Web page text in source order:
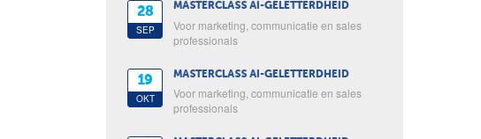
28
SEP
MASTERCLASS AI-GELETTERDHEID
Voor marketing, communicatie en sales
professionals
19
OKT
MASTERCLASS AI-GELETTERDHEID
Voor marketing, communicatie en sales
professionals